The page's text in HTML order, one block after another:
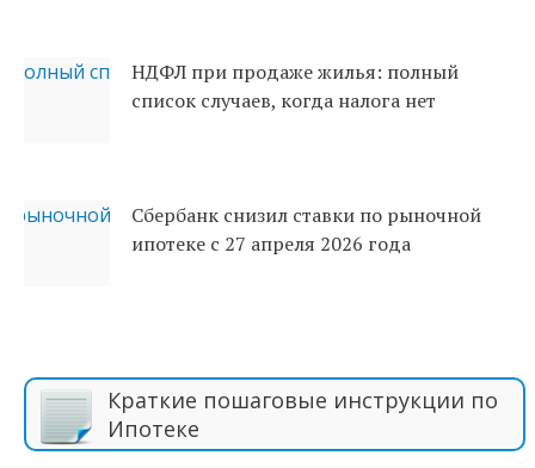
НДФЛ при продаже жилья: полный
список случаев, когда налога нет
Сбербанк снизил ставки по рыночной
ипотеке с 27 апреля 2026 года
Краткие пошаговые инструкции по
Ипотеке